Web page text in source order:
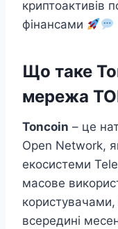
криптоактивів
фінансами
Що таке
мережа
Toncoin – це
Open Network,
екосистеми
масове
користувачами,
всередині